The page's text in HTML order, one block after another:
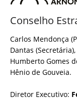
Conselho
Carlos Mendonça
Dantas
Humberto Gomes
Hênio de Gouveia.
Diretor Executivo: